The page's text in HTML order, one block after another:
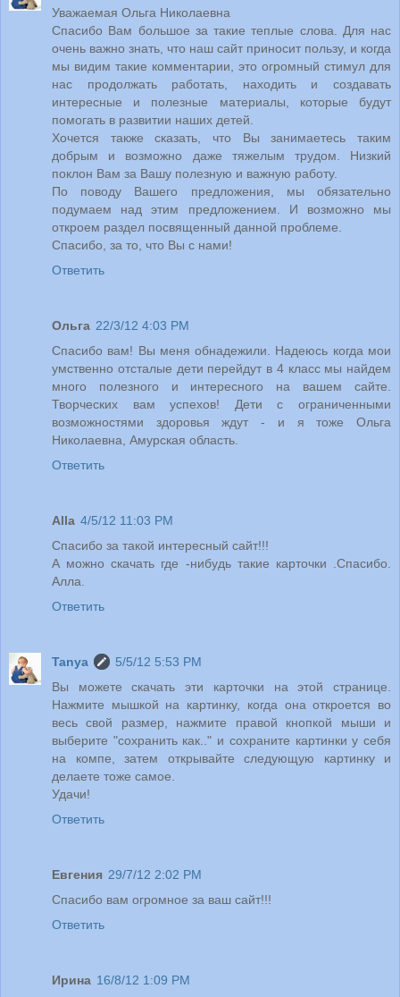
Уважаемая Ольга Николаевна
Спасибо Вам большое за такие теплые слова. Для нас
очень важно знать, что наш сайт приносит пользу, и когда
мы видим такие комментарии, это огромный стимул для
нас продолжать работать, находить и создавать
интересные и полезные материалы, которые будут
помогать в развитии наших детей.
Хочется также сказать, что Вы занимаетесь таким
добрым и возможно даже тяжелым трудом. Низкий
поклон Вам за Вашу полезную и важную работу.
По поводу Вашего предложения, мы обязательно
подумаем над этим предложением. И возможно мы
откроем раздел посвященный данной проблеме.
Спасибо, за то, что Вы с нами!
Ответить
Ольга 22/3/12 4:03 PM
Спасибо вам! Вы меня обнадежили. Надеюсь когда мои
умственно отсталые дети перейдут в 4 класс мы найдем
много полезного и интересного на вашем сайте.
Творческих вам успехов! Дети с ограниченными
возможностями здоровья ждут - и я тоже Ольга
Николаевна, Амурская область.
Ответить
Alla 4/5/12 11:03 PM
Спасибо за такой интересный сайт!!!
А можно скачать где -нибудь такие карточки .Спасибо.
Алла.
Ответить
Tanya
5/5/12 5:53 PM
Вы можете скачать эти карточки на этой странице.
Нажмите мышкой на картинку, когда она откроется во
весь свой размер, нажмите правой кнопкой мыши и
выберите "сохранить как.." и сохраните картинки у себя
на компе, затем открывайте следующую картинку и
делаете тоже самое.
Удачи!
Ответить
Евгения 29/7/12 2:02 PM
Спасибо вам огромное за ваш сайт!!!
Ответить
Ирина 16/8/12 1:09 PM